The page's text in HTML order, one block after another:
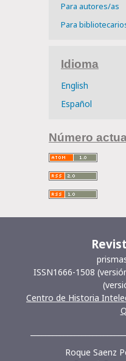
Para autores/as
Para
Idioma
English
Español
Número
ISSN1666-1508
Centro de Historia
Roque Saenz